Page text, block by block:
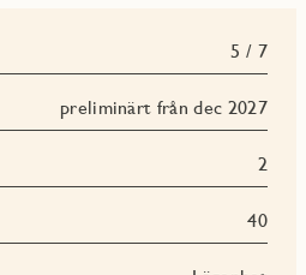
5 / 7
preliminärt från dec 2027
2
40